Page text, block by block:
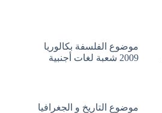
موضوع الفلسفة بكالوريا
2009 شعبة لغات أجنبية
موضوع التاريخ و الجغرافيا